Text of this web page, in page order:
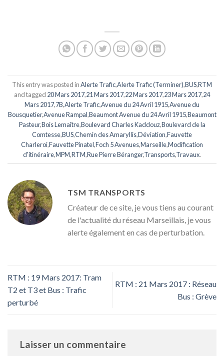
This entry was posted inAlerte Trafic,Alerte Trafic (Terminer),BUS,RTM
and tagged 20 Mars 2017,21 Mars 2017,22 Mars 2017,23 Mars 2017,24
Mars 2017,7B,Alerte Trafic,Avenue du 24 Avril 1915,Avenue du
Bousquetier,Avenue Rampal,Beaumont Avenue du 24 Avril 1915,Beaumont
Pasteur,Bois Lemaître,Boulevard Charles Kaddouz,Boulevard de la
Comtesse,BUS,Chemin des Amaryllis,Déviation,Fauvette
Charleroi,Fauvette Pinatel,Foch 5 Avenues,Marseille,Modification
d'itinéraire,MPM,RTM,Rue Pierre Béranger,Transports,Travaux.
TSM TRANSPORTS
Créateur de ce site, je vous tiens au courant
de l'actualité du réseau Marseillais, je vous
alerte également en cas de perturbation.
RTM : 19 Mars 2017: Tram
T2 et T3 et Bus : Trafic
perturbé
RTM : 21 Mars 2017 : Réseau
Bus : Grève
Laisser un commentaire